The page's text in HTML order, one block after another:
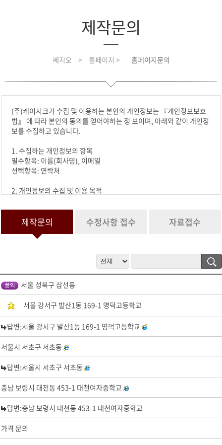
제작문의
쎄지오 > 홈페이지 > 홈페이지문의
(주)케이시크가 수집 및 이용하는 본인의 개인정보는 『개인정보보호
법』 에 따라 본인의 동의를 얻어야하는 정 보이며, 아래와 같이 개인정
보를 수집하고 있습니다.
1. 수집하는 개인정보의 항목
필수항목: 이름(회사명), 이메일
선택항목: 연락처
2. 개인정보의 수집 및 이용 목적
3. 개인정보의 보유 및 이용기간
과 개인정보 입력항목에 대해서는 1년간 보유 이후 해당 정보를 파기합
그 밖의 사항은 개인정보처리방침을 준수합니다.
4. 개인정보 수집 동의 거부 권리
서비스 제공을 위하여 기본 정보를 수집하고 있으며, 제공을 원하지 않
을 경우 수집하지 않으며, 미동의(로 인해)시 서비스 이용이 제한됩니
다.
제작문의 수정사항 접수 자료접수
서울 성북구 삼선동
서울 강서구 발산1동 169-1 명덕고등학교
답변:서울 강서구 발산1동 169-1 명덕고등학교
서울시 서초구 서초동
답변:서울시 서초구 서초동
충남 보령시 대천동 453-1 대천여자중학교
답변:충남 보령시 대천동 453-1 대천여자중학교
가격 문의